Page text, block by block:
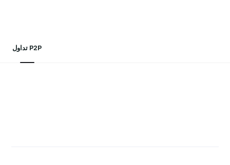
تداول P2P